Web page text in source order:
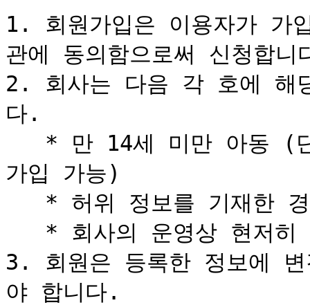
1. 회원가입은 이용자가 가
관에 동의함으로써 신청합니
2. 회사는 다음 각 호에 해
다.
가입 가능)
3. 회원은 등록한 정보에
야 합니다.